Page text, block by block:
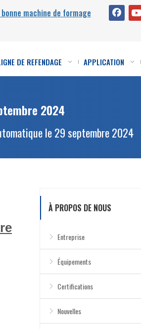
machine de formage
DE REFENDAGE APPLICATION
2024
le 29 septembre 2024
À PROPOS DE NOUS
Entreprise
Équipements
Certifications
Nouvelles